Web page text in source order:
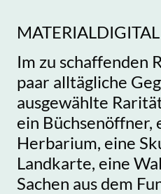
Im zu schaffenden
paar alltägliche
ausgewählte
ein Büchsenöffner,
Herbarium, eine
Landkarte, eine
Sachen aus dem